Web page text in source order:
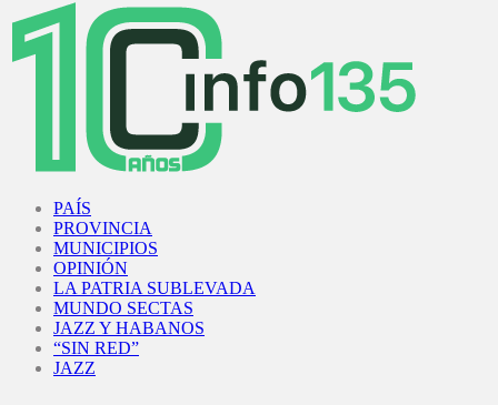
PAÍS
PROVINCIA
MUNICIPIOS
OPINIÓN
LA PATRIA SUBLEVADA
MUNDO SECTAS
JAZZ Y HABANOS
“SIN RED”
JAZZ